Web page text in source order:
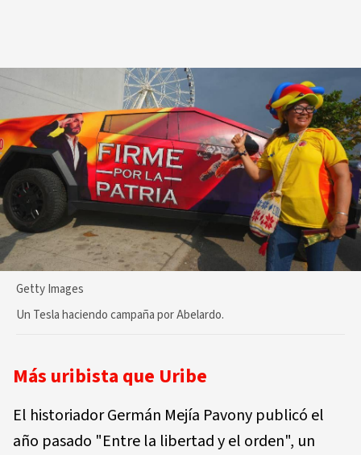
Getty Images
Un Tesla haciendo campaña por Abelardo.
Más uribista que Uribe
El historiador Germán Mejía Pavony publicó el
año pasado "Entre la libertad y el orden", un